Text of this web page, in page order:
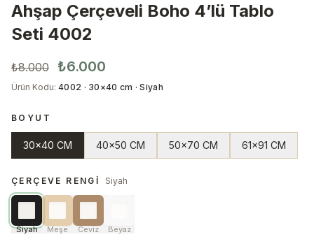
Ahşap Çerçeveli Boho 4’lü Tablo
Seti 4002
₺8.000 ₺6.000
Ürün Kodu: 4002 · 30×40 cm · Siyah
BOYUT
30x40 CM 40x50 CM 50x70 CM 61x91 CM
ÇERÇEVE RENGI Siyah
Siyah Meşe Ceviz Beyaz